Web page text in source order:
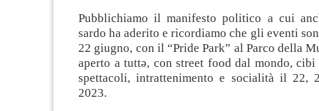
Pubblichiamo il manifesto politico a cui
sardo ha aderito e ricordiamo che gli eventi
22 giugno, con il “Pride Park” al Parco della
aperto a tuttə, con street food dal mondo, cibi
spettacoli, intrattenimento e socialità il 22,
2023.